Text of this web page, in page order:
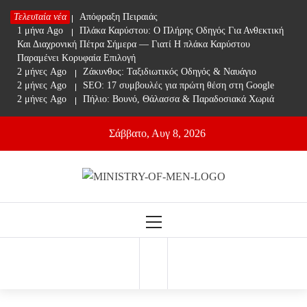
Skip
content
Τελευταία νέα
1 μήνα Ago
Απόφραξη Πειραιάς
1 μήνα Ago
Πλάκα Καρύστου: Ο Πλήρης Οδηγός Για Ανθεκτική
Και Διαχρονική Πέτρα Σήμερα — Γιατί Η πλάκα Καρύστου
Παραμένει Κορυφαία Επιλογή
2 μήνες Ago
Ζάκυνθος: Ταξιδιωτικός Οδηγός & Ναυάγιο
2 μήνες Ago
SEO: 17 συμβουλές για πρώτη θέση στη Google
2 μήνες Ago
Πήλιο: Βουνό, Θάλασσα & Παραδοσιακά Χωριά
Σάββατο, Αυγ 8, 2026
Ministry Of Men